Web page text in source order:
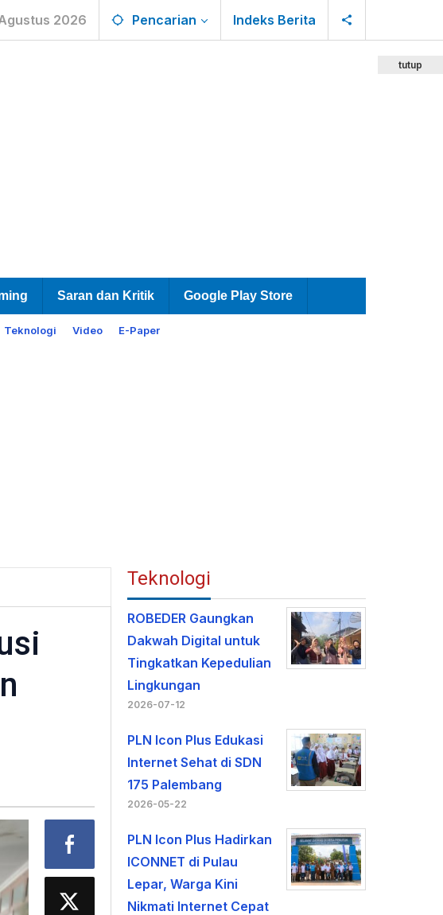
2026 Pencarian Indeks Berita
Saran dan Kritik Google Play Store
Teknologi Video E-Paper
tutup
Teknologi
ROBEDER Gaungkan
Dakwah Digital untuk
Tingkatkan Kepedulian
Lingkungan
2026-07-12
PLN Icon Plus Edukasi
Internet Sehat di SDN
175 Palembang
2026-05-22
PLN Icon Plus Hadirkan
ICONNET di Pulau
Lepar, Warga Kini
Nikmati Internet Cepat